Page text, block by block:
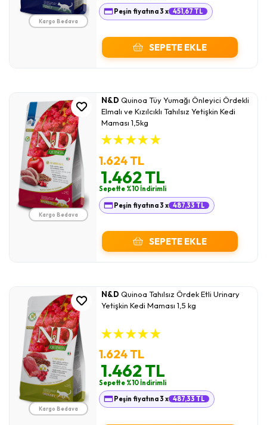
Kargo Bedava
Peşin fiyatına 3 x 451,67 TL
SEPETE EKLE
Kargo Bedava
N&D Quinoa Tüy Yumağı Önleyici Ördekli
Elmalı ve Kızılcıklı Tahılsız Yetişkin Kedi
Maması 1,5kg
★★★★★
1.624 TL
1.462 TL
Sepette %10 İndirimli
Peşin fiyatına 3 x 487,33 TL
SEPETE EKLE
Kargo Bedava
N&D Quinoa Tahılsız Ördek Etli Urinary
Yetişkin Kedi Maması 1,5 kg
★★★★★
1.624 TL
1.462 TL
Sepette %10 İndirimli
Peşin fiyatına 3 x 487,33 TL